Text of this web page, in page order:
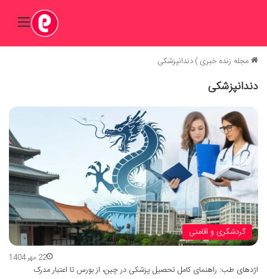
مجله زنده خبری)دندانپزشکی
دندانپزشکی
گردشگری و اقامتی
22 مهر 1404
اژدهای طب: راهنمای کامل تحصیل پزشکی در چین، از بورس تا اعتبار مدرک